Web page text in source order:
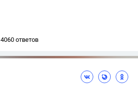
4060 ответов